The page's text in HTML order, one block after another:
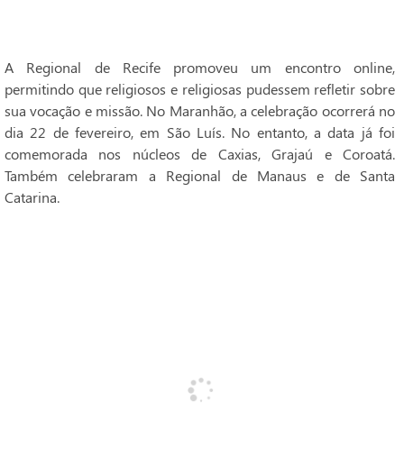
A Regional de Recife promoveu um encontro online,
permitindo que religiosos e religiosas pudessem refletir sobre
sua vocação e missão. No Maranhão, a celebração ocorrerá no
dia 22 de fevereiro, em São Luís. No entanto, a data já foi
comemorada nos núcleos de Caxias, Grajaú e Coroatá.
Também celebraram a Regional de Manaus e de Santa
Catarina.